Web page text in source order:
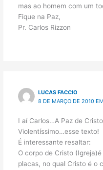
mas ao homem com um
Fique na Paz,
Pr. Carlos Rizzon
LUCAS FACCIO
8 DE MARÇO DE 2010
I aí Carlos…A Paz de
Violentíssimo…esse texto!
É interessante resaltar:
O corpo de Cristo
placas, no qual Cristo é o